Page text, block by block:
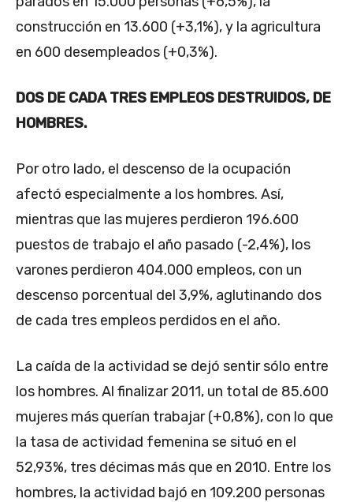
construcción en 13.600 (+3,1%), y la agricultura
en 600 desempleados (+0,3%).
DOS DE CADA TRES EMPLEOS DESTRUIDOS, DE
HOMBRES.
Por otro lado, el descenso de la ocupación
afectó especialmente a los hombres. Así,
mientras que las mujeres perdieron 196.600
puestos de trabajo el año pasado (-2,4%), los
varones perdieron 404.000 empleos, con un
descenso porcentual del 3,9%, aglutinando dos
de cada tres empleos perdidos en el año.
La caída de la actividad se dejó sentir sólo entre
los hombres. Al finalizar 2011, un total de 85.600
mujeres más querían trabajar (+0,8%), con lo que
la tasa de actividad femenina se situó en el
52,93%, tres décimas más que en 2010. Entre los
hombres, la actividad bajó en 109.200 personas